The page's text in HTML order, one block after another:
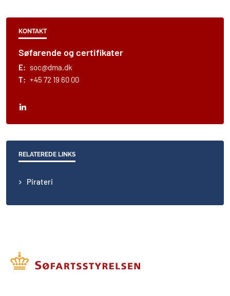
KONTAKT
Søfarende og certifikater
E: soc@dma.dk
T: +45 72 19 60 00
RELATEREDE LINKS
Pirateri